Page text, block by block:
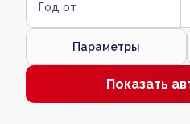
Год от
Параметры
Показать